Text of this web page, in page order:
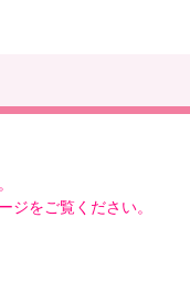
ジをご覧ください。